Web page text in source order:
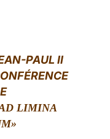
PAUL II
LIMINA